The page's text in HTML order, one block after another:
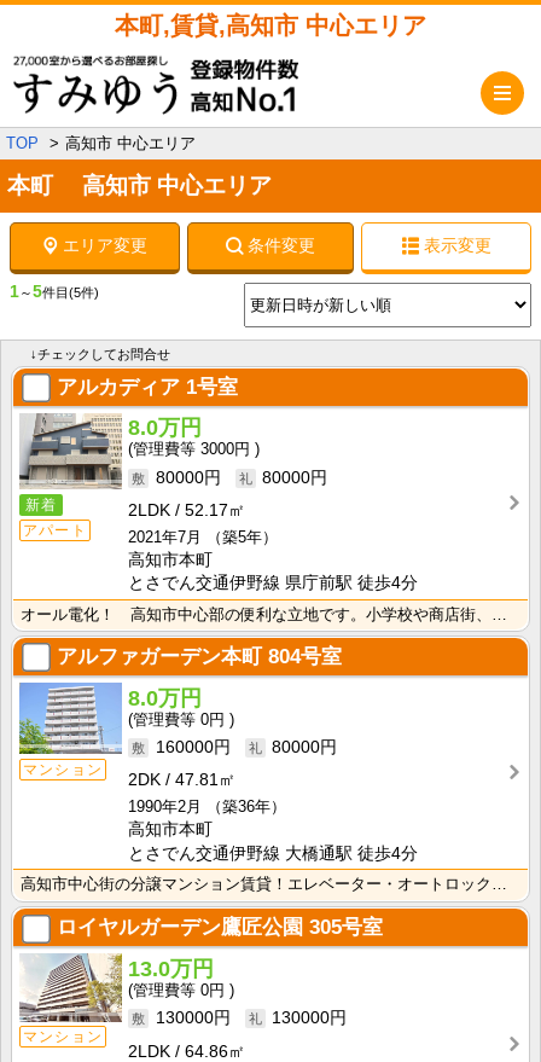
本町,賃貸,高知市 中心エリア
TOP 高知市 中心エリア
本町 高知市 中心エリア
エリア変更 条件変更 表示変更
1～5件目 (5件)
↓チェックしてお問合せ
アルカディア 1号室
新着
アパート
8.0万円
3000円
80000円
80000円
2LDK
52.17㎡
2021年7月
（築5年）
高知市本町
とさでん交通伊野線 県庁前駅 徒歩4分
オール電化！ 高知市中心部の便利な立地です。小学校や商店街、オフィス街にラクラク徒歩圏のお部屋！ エ･･･
アルファガーデン本町804号室
マンション
8.0万円
0円
160000円
80000円
2DK
47.81㎡
1990年2月
（築36年）
高知市本町
とさでん交通伊野線 大橋通駅 徒歩4分
高知市中心街の分譲マンション賃貸！エレベーター・オートロック・ＴＶモニターフォンなど分譲マンションな･･･
ロイヤルガーデン鷹匠公園 305号室
マンション
13.0万円
0円
130000円
130000円
2LDK
64.86㎡